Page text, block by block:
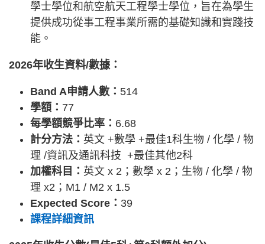
學士學位和航空航天工程學士學位，旨在為學生
提供成功從事工程事業所需的基礎知識和實踐技
能。
2026年收生資料/數據：
Band A申請人數： 514
學額： 77
每學額競爭比率： 6.68
計分方法： 英文 +數學 +最佳1科生物 / 化學 / 物
理 /資訊及通訊科技 +最佳其他2科
加權科目： 英文 x 2；數學 x 2；生物 / 化學 / 物
理 x2；M1 / M2 x 1.5
Expected Score： 39
課程詳細資訊